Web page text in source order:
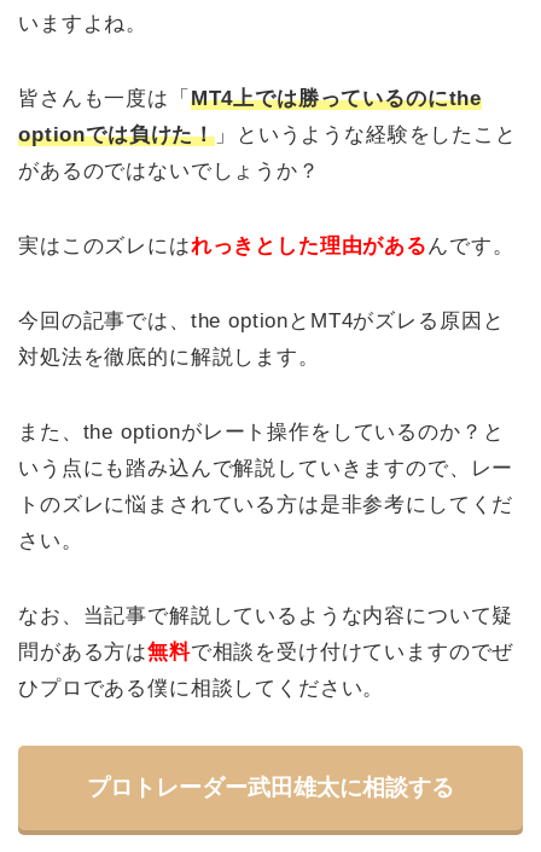
いますよね。
皆さんも一度は「 MT4上では勝っているのにthe
optionでは負けた！ 」というような経験をしたこと
があるのではないでしょうか？
実はこのズレにはれっきとした理由があるんです。
今回の記事では、the optionとMT4がズレる原因と
対処法を徹底的に解説します。
また、the optionがレート操作をしているのか？と
いう点にも踏み込んで解説していきますので、レー
トのズレに悩まされている方は是非参考にしてくだ
さい。
なお、当記事で解説しているような内容について疑
問がある方は無料で相談を受け付けていますのでぜ
ひプロである僕に相談してください。
プロトレーダー武田雄太に相談する